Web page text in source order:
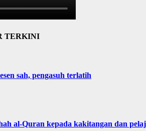
TERKINI
sah, pengasuh terlatih
al-Quran kepada kakitangan dan